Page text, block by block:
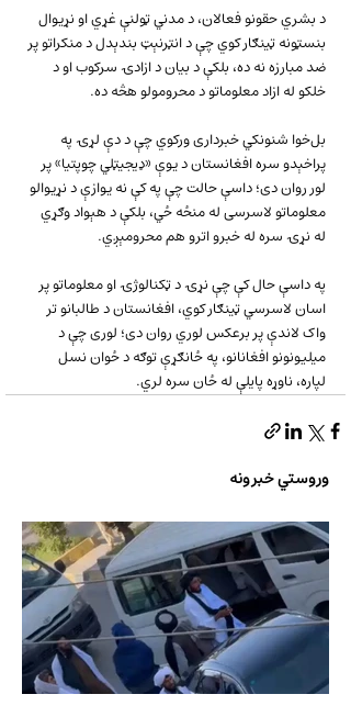
د بشري حقونو فعالان، د مدني ټولنې غړي او نړیوال
بنسټونه ټینګار کوي چې د انټرنېټ بندېدل د منکراتو پر
ضد مبارزه نه ده، بلکې د بیان د ازادۍ سرکوب او د
خلکو له ازاد معلوماتو د محرومولو هڅه ده.
بل‌خوا شنونکي خبرداری ورکوي چې د دې لړۍ په
پراخېدو سره افغانستان د یوې «ډیجیټلي چوپتیا» پر
لور روان دی؛ داسې حالت چې په کې نه یوازې د نړیوالو
معلوماتو لاسرسی له منځه ځي، بلکې د هېواد وګړي
له نړۍ سره له خبرو اترو هم محرومېږي.
په داسې حال کې چې نړۍ د ټکنالوژۍ او معلوماتو پر
اسان لاسرسي ټینګار کوي، افغانستان د طالبانو تر
واک لاندې پر برعکس لوري روان دی؛ لوری چې د
میلیونونو افغانانو، په ځانګړې توګه د ځوان نسل
لپاره، ناوړه پایلې له ځان سره لري.
وروستي خبرونه